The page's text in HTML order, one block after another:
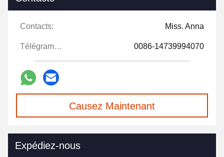
Contacts: Miss. Anna
Télégramme: 0086-14739994070
Causez Maintenant
Expédiez-nous